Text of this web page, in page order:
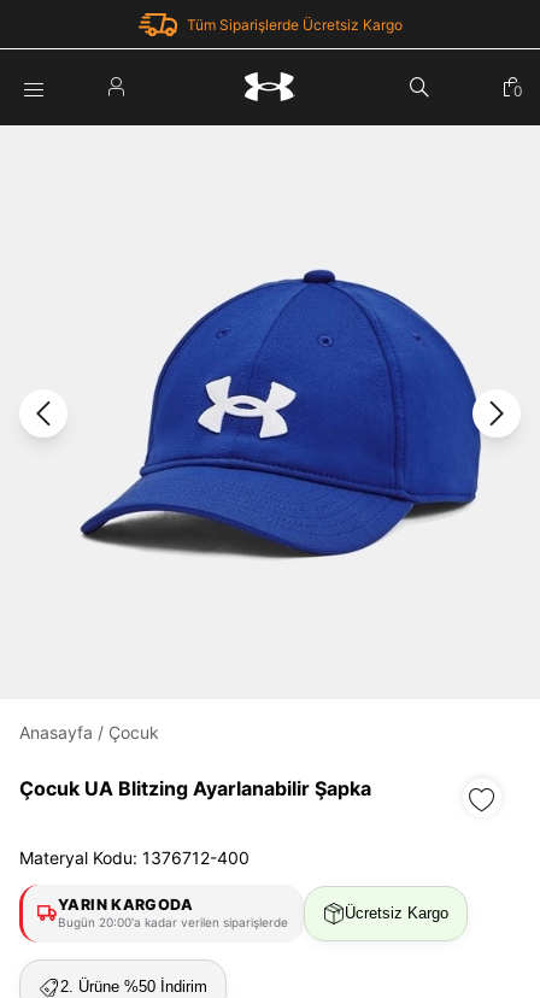
Tüm Siparişlerde Ücretsiz Kargo
Şifremi Unuttum
Giriş Yap
Under Armour'da yeni misiniz?Kayıt Ol
Üye Olmadan Devam Et
0
Anasayfa / Çocuk
Çocuk UA Blitzing Ayarlanabilir Şapka
Materyal Kodu: 1376712-400
YARIN KARGODA
Bugün 20:00'a kadar verilen siparişlerde Ücretsiz Kargo
2. Ürüne %50 İndirim
Parola Yenileme
Parolayı Yenile
Giriş Sayfasına Dön
Zaten hesabın var mı? Giriş yap